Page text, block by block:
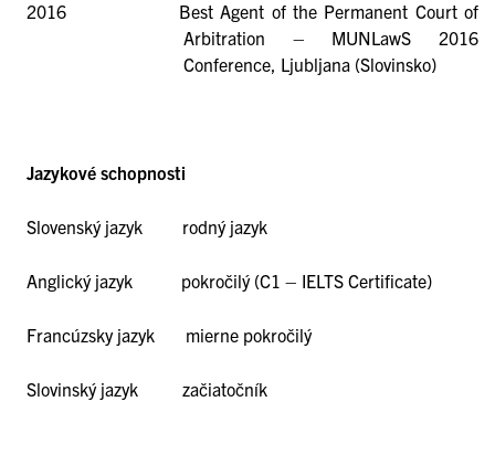
2016 Best Agent of the Permanent Court of
Arbitration – MUNLawS 2016
Conference, Ljubljana (Slovinsko)
Jazykové schopnosti
Slovenský jazyk rodný jazyk
Anglický jazyk pokročilý (C1 – IELTS Certificate)
Francúzsky jazyk mierne pokročilý
Slovinský jazyk začiatočník